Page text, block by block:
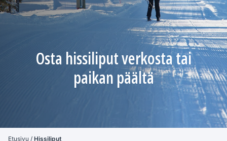
Osta hissiliput verkosta tai
paikan päältä
Etusivu / Hissiliput